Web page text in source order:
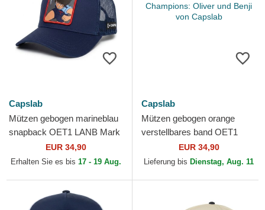
Capslab
Mützen gebogen marineblau
snapback OET1 LANB Mark
Lenders Champions: Oliver
und Benji von Capslab
EUR 34,90
Erhalten Sie es bis 17 - 19 Aug.
Capslab
Mützen gebogen orange
verstellbares band OET1
PRIB Campeones: Oliver
Kahn Champions: Oliver
EUR 34,90
Lieferung bis Dienstag, Aug. 11